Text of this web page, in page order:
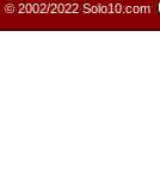
© 2002/2022 Solo10.com